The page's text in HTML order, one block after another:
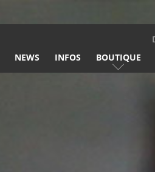
BOUTIQUE
INFOS
NEWS